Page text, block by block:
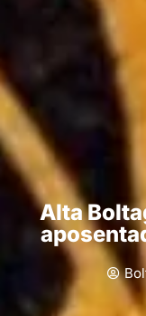
Alta